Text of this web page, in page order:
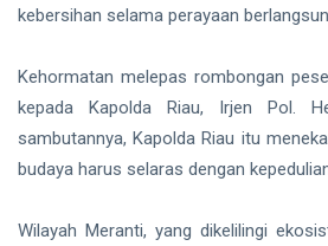
kebersihan selama perayaan
Kehormatan melepas rombongan
kepada Kapolda Riau, Irjen Pol.
sambutannya, Kapolda Riau itu
budaya harus selaras dengan
Wilayah Meranti, yang dikelilingi